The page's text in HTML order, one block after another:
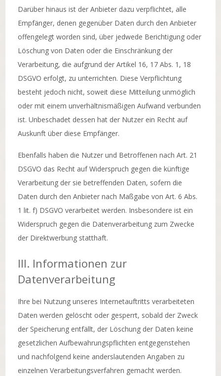
Darüber hinaus ist der Anbieter dazu verpflichtet, alle
Empfänger, denen gegenüber Daten durch den Anbieter
offengelegt worden sind, über jedwede Berichtigung oder
Löschung von Daten oder die Einschränkung der
Verarbeitung, die aufgrund der Artikel 16, 17 Abs. 1, 18
DSGVO erfolgt, zu unterrichten. Diese Verpflichtung
besteht jedoch nicht, soweit diese Mitteilung unmöglich
oder mit einem unverhältnismäßigen Aufwand verbunden
ist. Unbeschadet dessen hat der Nutzer ein Recht auf
Auskunft über diese Empfänger.
Ebenfalls haben die Nutzer und Betroffenen nach Art. 21
DSGVO das Recht auf Widerspruch gegen die künftige
Verarbeitung der sie betreffenden Daten, sofern die
Daten durch den Anbieter nach Maßgabe von Art. 6 Abs.
1 lit. f) DSGVO verarbeitet werden. Insbesondere ist ein
Widerspruch gegen die Datenverarbeitung zum Zwecke
der Direktwerbung statthaft.
III. Informationen zur
Datenverarbeitung
Ihre bei Nutzung unseres Internetauftritts verarbeiteten
Daten werden gelöscht oder gesperrt, sobald der Zweck
der Speicherung entfällt, der Löschung der Daten keine
gesetzlichen Aufbewahrungspflichten entgegenstehen
und nachfolgend keine anderslautenden Angaben zu
einzelnen Verarbeitungsverfahren gemacht werden.